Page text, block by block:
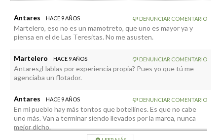
Antares HACE 9 AÑOS DENUNCIAR COMENTARIO
Martelero, eso no es un mamotreto, que uno es mayor ya y
piensa en el de Las Teresitas. No me asusten.
Martelero HACE 9 AÑOS DENUNCIAR COMENTARIO
Antares¿Hablas por experiencia propia? Pues yo que tú me
agenciaba un flotador.
Antares HACE 9 AÑOS DENUNCIAR COMENTARIO
En mi pueblo hay más tontos que botellines. Es que no cabe
uno más. Van a terminar siendo llevados por la marea, nunca
mejor dicho.